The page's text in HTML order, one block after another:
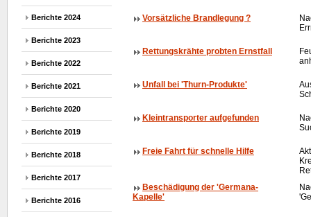
Berichte 2024
Berichte 2023
Berichte 2022
Berichte 2021
Berichte 2020
Berichte 2019
Berichte 2018
Berichte 2017
Berichte 2016
Vorsätzliche Brandlegung ?
Rettungskrähte probten Ernstfall
Unfall bei 'Thurn-Produkte'
Kleintransporter aufgefunden
Freie Fahrt für schnelle Hilfe
Beschädigung der 'Germana-
Kapelle'